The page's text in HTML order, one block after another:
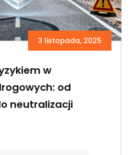
3 listopada, 2025
w
od
neutralizacji